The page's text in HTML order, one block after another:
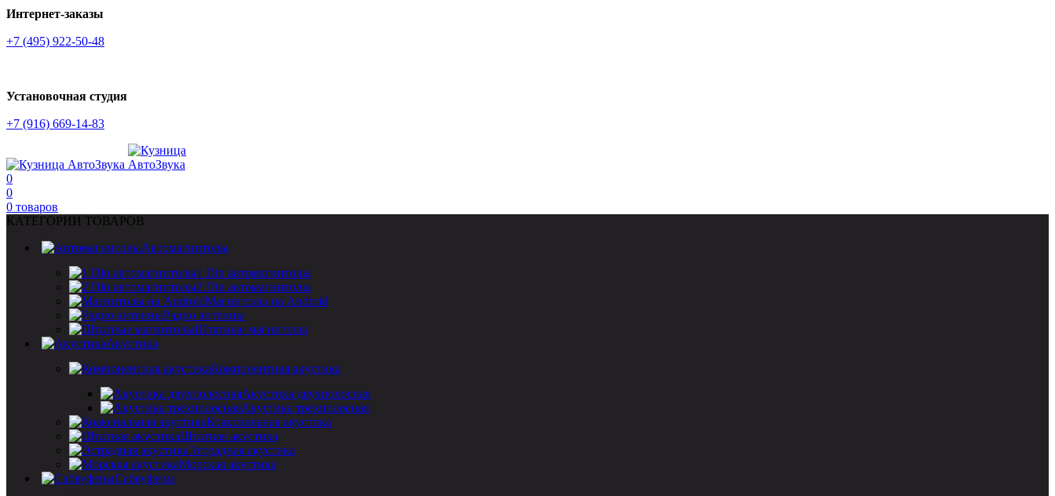
Интернет-заказы
+7 (495) 922-50-48
Установочная студия
+7 (916) 669-14-83
0
0
0 товаров
КАТЕГОРИИ ТОВАРОВ
Автомагнитолы
1 Din автомагнитолы
2 Din автомагнитолы
Магнитолы на Android
Радио антенны
Штатные магнитолы
Акустика
Компонентная акустика
Акустика двухполосная
Акустика трехполосная
Коаксиальная акустика
Штатная акустика
Эстрадная акустика
Морская акустика
Сабвуферы